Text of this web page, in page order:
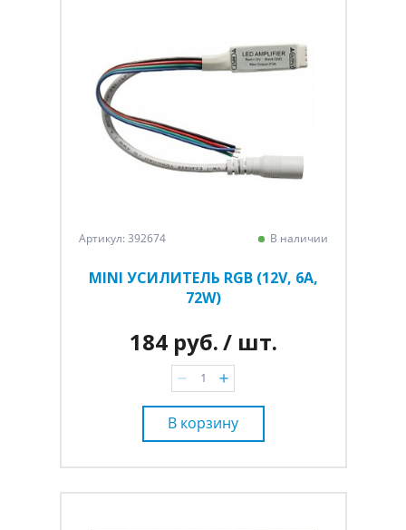
Артикул: 392674 В наличии
MINI УСИЛИТЕЛЬ RGB (12V, 6A,
72W)
184 руб./ шт.
В корзину